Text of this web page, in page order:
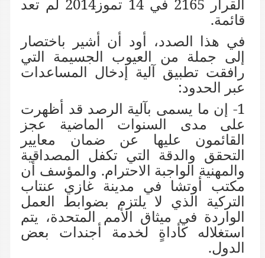
قائمة.
في هذا الصدد، أود أن أشير باختصار
إلى جملة من العيوب الجسيمة التي
رافقت تطبيق آلية إدخال المساعدات
عبر الحدود:
1- إن ما يسمى بآلية الرصد قد أظهرت
على مدى السنوات الماضية عجز
القائمون عليها عن ضمان معايير
التحقق والدقة التي تكفل المصداقية
والمهنية الواجبة الاحترام. والمؤسف أن
مكتب أوتشا في مدينة غازي عنتاب
التركية الذي لا يلتزم بضوابط العمل
الواردة في ميثاق الأمم المتحدة، يتم
استغلاله كأداةٍ لخدمة أجندات بعض
الدول.